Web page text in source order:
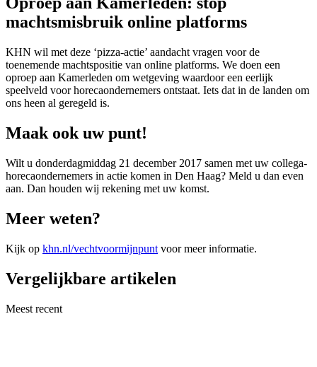
machtsmisbruik online platforms
KHN wil met deze ‘pizza-actie’ aandacht vragen voor de
toenemende machtspositie van online platforms. We doen een
oproep aan Kamerleden om wetgeving waardoor een eerlijk
speelveld voor horecaondernemers ontstaat. Iets dat in de landen om
ons heen al geregeld is.
Maak ook uw punt!
Wilt u donderdagmiddag 21 december 2017 samen met uw collega-
horecaondernemers in actie komen in Den Haag? Meld u dan even
aan. Dan houden wij rekening met uw komst.
Meer weten?
Kijk op khn.nl/vechtvoormijnpunt voor meer informatie.
Vergelijkbare artikelen
Meest recent